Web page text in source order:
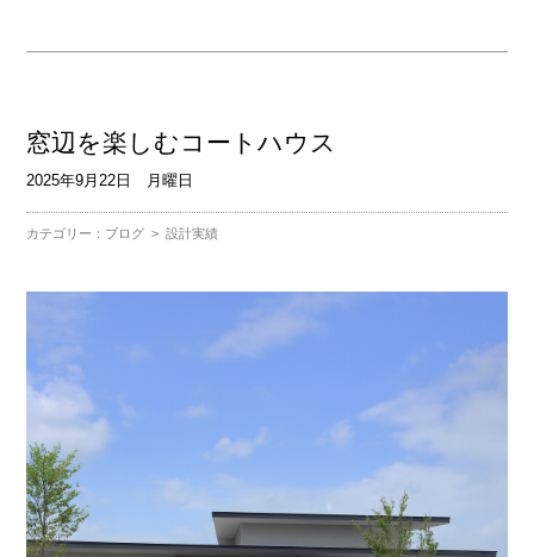
窓辺を楽しむコートハウス
2025年9月22日 月曜日
カテゴリー： ブログ >設計実績